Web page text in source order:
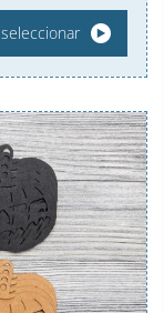
seleccionar